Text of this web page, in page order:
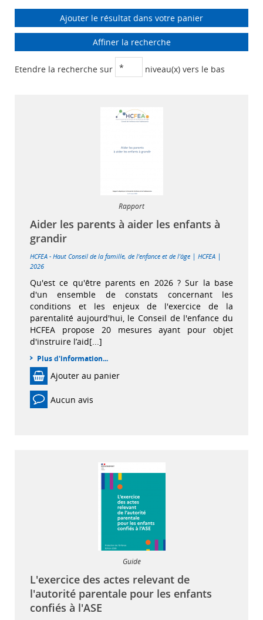
Ajouter le résultat dans votre panier
Affiner la recherche
Etendre la recherche sur niveau(x) vers le bas
Rapport
Aider les parents à aider les enfants à
grandir
HCFEA - Haut Conseil de la famille, de l'enfance et de l'âge | HCFEA |
2026
Qu'est ce qu'être parents en 2026 ? Sur la base
d'un ensemble de constats concernant les
conditions et les enjeux de l'exercice de la
parentalité aujourd'hui, le Conseil de l'enfance du
HCFEA propose 20 mesures ayant pour objet
d'instruire l’aid[...]
Plus d'information...
Ajouter au panier
Aucun avis
Guide
L'exercice des actes relevant de
l'autorité parentale pour les enfants
confiés à l'ASE